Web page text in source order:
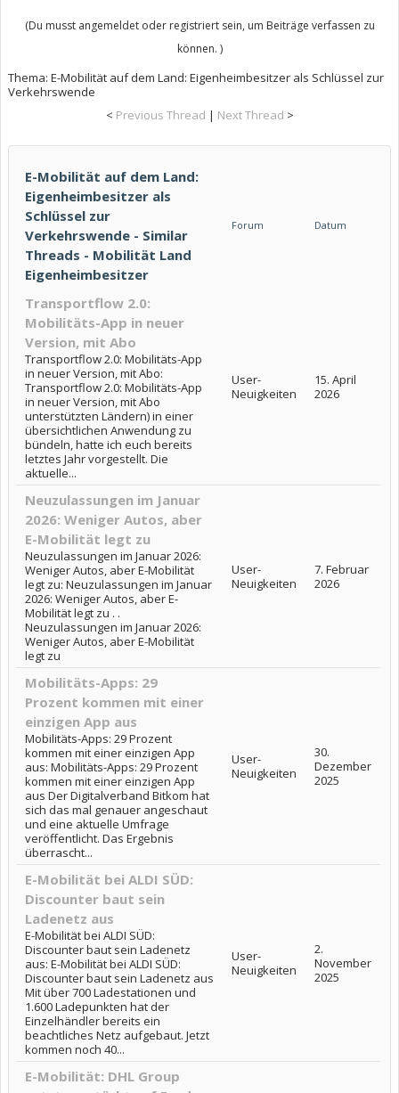
(Du musst angemeldet oder registriert sein, um Beiträge verfassen zu
können. )
Thema: E-Mobilität auf dem Land: Eigenheimbesitzer als Schlüssel zur
Verkehrswende
< Previous Thread | Next Thread >
E-Mobilität auf dem Land:
Eigenheimbesitzer als
Schlüssel zur
Verkehrswende - Similar
Threads - Mobilität Land
Eigenheimbesitzer
Forum Datum
Transportflow 2.0:
Mobilitäts-App in neuer
Version, mit Abo
Transportflow 2.0: Mobilitäts-App
in neuer Version, mit Abo:
Transportflow 2.0: Mobilitäts-App
in neuer Version, mit Abo
unterstützten Ländern) in einer
übersichtlichen Anwendung zu
bündeln, hatte ich euch bereits
letztes Jahr vorgestellt. Die
aktuelle...
User-
Neuigkeiten
15. April
2026
Neuzulassungen im Januar
2026: Weniger Autos, aber
E-Mobilität legt zu
Neuzulassungen im Januar 2026:
Weniger Autos, aber E-Mobilität
legt zu: Neuzulassungen im Januar
2026: Weniger Autos, aber E-
Mobilität legt zu . .
Neuzulassungen im Januar 2026:
Weniger Autos, aber E-Mobilität
legt zu
User-
Neuigkeiten
7. Februar
2026
Mobilitäts-Apps: 29
Prozent kommen mit einer
einzigen App aus
Mobilitäts-Apps: 29 Prozent
kommen mit einer einzigen App
aus: Mobilitäts-Apps: 29 Prozent
kommen mit einer einzigen App
aus Der Digitalverband Bitkom hat
sich das mal genauer angeschaut
und eine aktuelle Umfrage
veröffentlicht. Das Ergebnis
überrascht...
User-
Neuigkeiten
30.
Dezember
2025
E-Mobilität bei ALDI SÜD:
Discounter baut sein
Ladenetz aus
E-Mobilität bei ALDI SÜD:
Discounter baut sein Ladenetz
aus: E-Mobilität bei ALDI SÜD:
Discounter baut sein Ladenetz aus
Mit über 700 Ladestationen und
1.600 Ladepunkten hat der
Einzelhändler bereits ein
beachtliches Netz aufgebaut. Jetzt
kommen noch 40...
User-
Neuigkeiten
2.
November
2025
E-Mobilität: DHL Group